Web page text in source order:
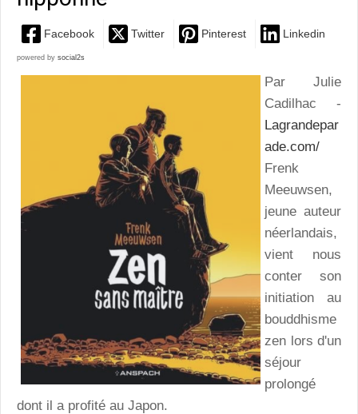
Facebook Twitter Pinterest Linkedin
powered by social2s
Par Julie
Cadilhac -
Lagrandepar
ade.com/
Frenk
Meeuwsen,
jeune auteur
néerlandais,
vient nous
conter son
initiation au
bouddhisme
zen lors d'un
séjour
prolongé
dont il a profité au Japon.